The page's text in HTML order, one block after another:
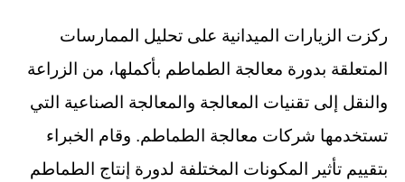
ركزت الزيارات الميدانية على تحليل الممارسات
المتعلقة بدورة معالجة الطماطم بأكملها، من الزراعة
والنقل إلى تقنيات المعالجة والمعالجة الصناعية التي
تستخدمها شركات معالجة الطماطم. وقام الخبراء
بتقييم تأثير المكونات المختلفة لدورة إنتاج الطماطم